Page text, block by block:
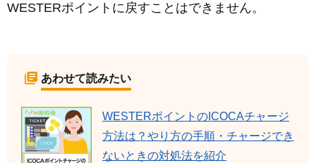
WESTERポイントに戻すことはできません。
あわせて読みたい
WESTERポイントのICOCAチャージ
方法は？やり方の手順・チャージでき
ないときの対処法を紹介